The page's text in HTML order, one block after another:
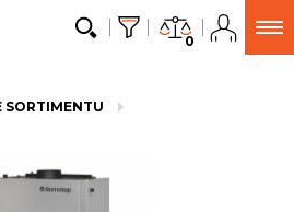
0
SORTIMENTU